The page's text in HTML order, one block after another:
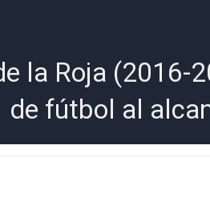
la Roja (2016-
de fútbol al